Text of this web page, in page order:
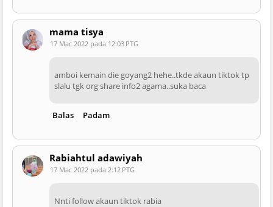
mama tisya
17 Mac 2022 pada 12:03 PTG
amboi kemain die goyang2 hehe..tkde akaun tiktok tp
slalu tgk org share info2 agama..suka baca
Balas Padam
Rabiahtul adawiyah
17 Mac 2022 pada 2:12 PTG
Nnti follow akaun tiktok rabia